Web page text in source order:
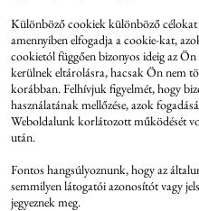
Különböző cookiek különböző célokat
amennyiben elfogadja a cookie-kat,
cookietól függően bizonyos ideig az Ön
kerülnek eltárolásra, hacsak Ön nem
korábban. Felhívjuk figyelmét, hogy
használatának mellőzése, azok
Weboldalunk korlátozott működését
után.
Fontos hangsúlyoznunk, hogy az
semmilyen látogatói azonosítót vagy
jegyeznek meg.